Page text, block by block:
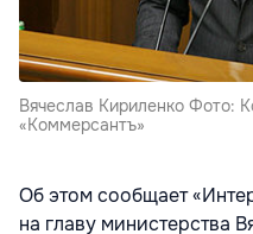
Вячеслав Кириленко Фото:
«Коммерсантъ»
Об этом сообщает
на главу министерства